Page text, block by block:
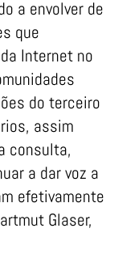
a envolver de
que
Internet no
do terceiro
assim
consulta,
a dar voz a
efetivamente
Glaser,